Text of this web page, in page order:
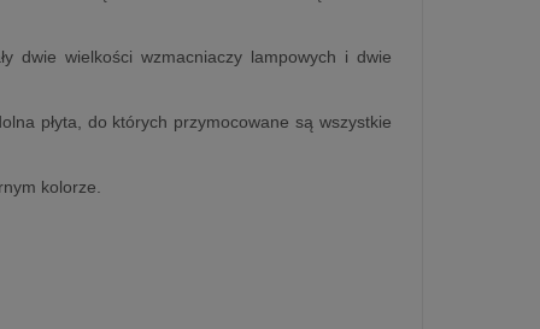
dwie wielkości wzmacniaczy lampowych i dwie
płyta, do których przymocowane są wszystkie
kolorze.